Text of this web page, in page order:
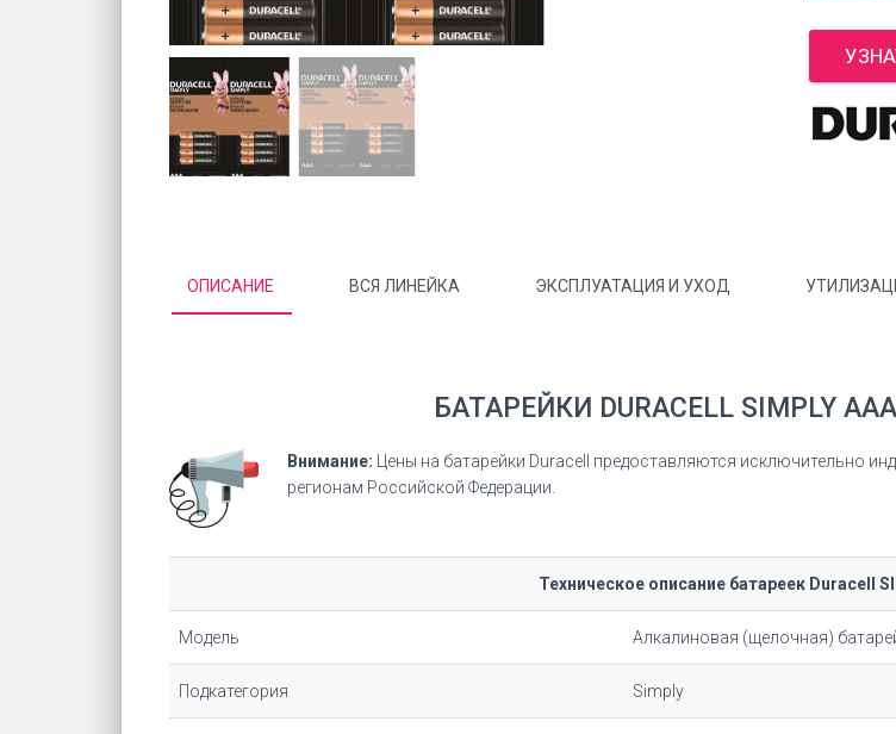
ОПИСАНИЕ ВСЯ ЛИНЕЙКА ЭКСПЛУАТАЦИЯ И УХОД
БАТАРЕЙКИ DURACELL SIMPLY
Внимание: Цены на батарейки Duracell предоставляются исключительно
регионам Российской Федерации.
Техническое описание батареек Duracell
Модель Алкалиновая (щелочная)
Подкатегория Simply